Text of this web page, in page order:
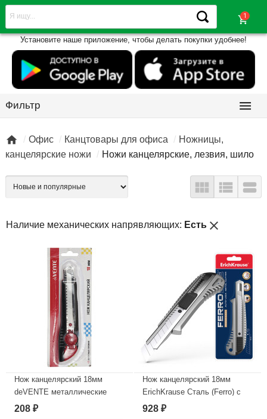
shopping_cart
Установите наше приложение, чтобы делать покупки удобнее!
Фильтр 
 Офис Канцтовары для офиса
Ножницы,
канцелярские ножи
Ножи канцелярские, лезвия, шило
  
Наличие механических напрявляющих: Есть close
Нож канцелярский 18мм
deVENTE металлические
направляющие + 2 запасных
208 ₽
Нож канцелярский 18мм
ErichKrause Сталь (Ferro) с
автоматической фиксацией
928 ₽